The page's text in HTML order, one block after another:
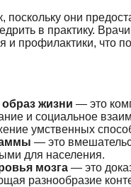
поскольку они
в практику.
профилактики, что
жизни — это
и социальное
умственных
— это
для населения.
мозга — это
разнообразие